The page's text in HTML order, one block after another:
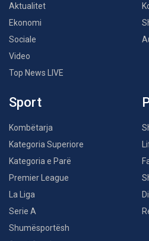
Aktualitet
Ekonomi
Sociale
Video
Top News LIVE
Sport
Kombëtarja
Kategoria Superiore
Kategoria e Parë
Premier League
La Liga
Serie A
Shumësportësh